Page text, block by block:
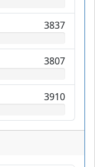
3837
3807
3910